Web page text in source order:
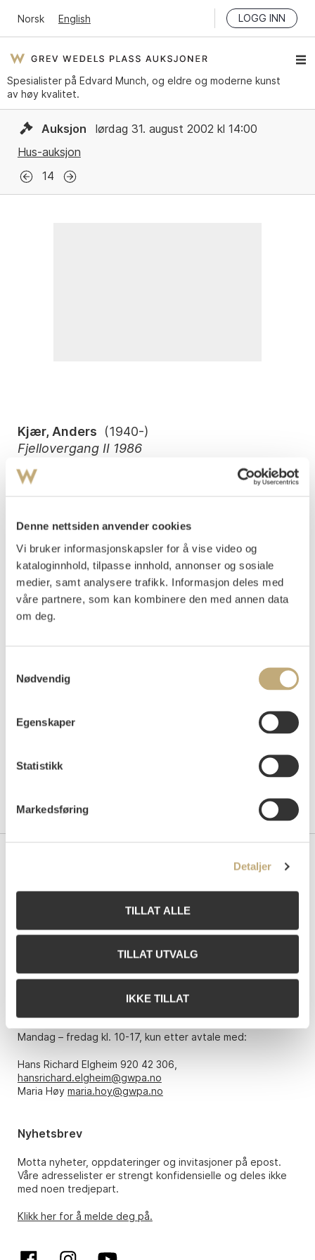
Denne nettsiden anvender cookies
Vi bruker informasjonskapsler for å vise video og
kataloginnhold, tilpasse innhold, annonser og sosiale
medier, samt analysere trafikk. Informasjon deles med
våre partnere, som kan kombinere den med annen data
om deg.
Nødvendig
Egenskaper
Statistikk
Markedsføring
Detaljer
TILLAT ALLE
TILLAT UTVALG
IKKE TILLAT
Norsk English LOGG INN
Spesialister på Edvard Munch, og eldre og moderne kunst
av høy kvalitet.
Auksjon
lørdag 31. august 2002 kl 14:00
Hus-auksjon
14
Kjær, Anders (1940-)
Fjellovergang II 1986
Serigrafi, lysmål
Nummerert nede t.v.: 47/53. Påtegnet med tittel nede på
arket.
Vurdering
NOK 2 000–3 000
Mandag – fredag kl. 10-17, kun etter avtale med:
Hans Richard Elgheim 920 42 306,
hansrichard.elgheim@gwpa.no
Maria Høy maria.hoy@gwpa.no
Nyhetsbrev
Motta nyheter, oppdateringer og invitasjoner på epost.
Våre adresselister er strengt konfidensielle og deles ikke
med noen tredjepart.
Klikk her for å melde deg på.